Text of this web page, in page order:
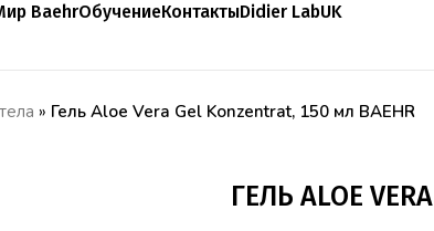
BaehrОбучениеКонтактыDidier LabUK
» Гель Aloe Vera Gel Konzentrat, 150 мл BAEHR
ГЕЛЬ ALOE